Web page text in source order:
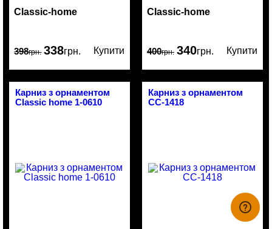
Classic-home
398грн. 338грн. Купити
Classic-home
400грн. 340грн. Купити
Карниз з орнаментом
Classic home 1-0610
Карниз з орнаментом
CC-1418